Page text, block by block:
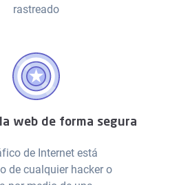
rastreado
web de forma segura
de Internet está
de cualquier hacker o